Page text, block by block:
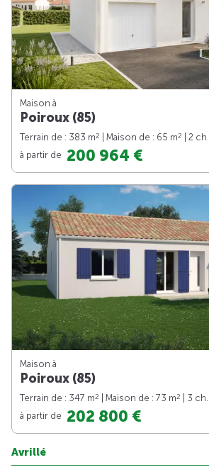
Maison à
Poiroux (85)
Terrain de : 383 m2 | Maison de : 65 m2
| 2 ch.
à partir de 200 964 €
Maison à
Poiroux (85)
Terrain de : 347 m2 | Maison de : 73 m2
| 3 ch.
à partir de 202 800 €
Avrillé